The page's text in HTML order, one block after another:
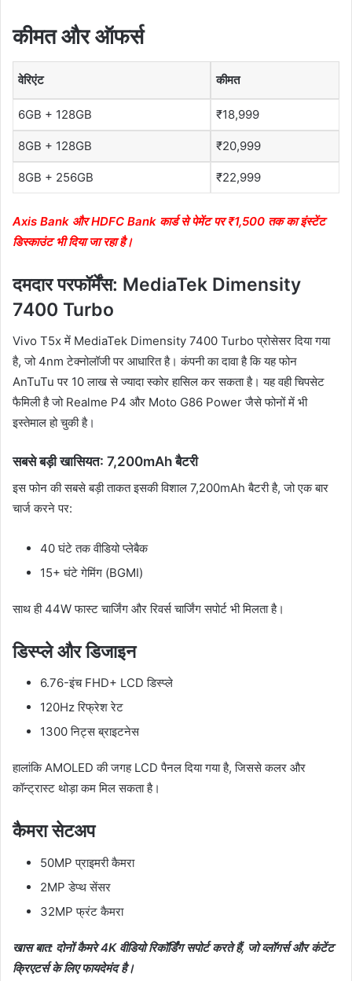
कीमत और ऑफर्स
वेरिएंट कीमत
6GB + 128GB ₹18,999
8GB + 128GB ₹20,999
8GB + 256GB ₹22,999
Axis Bank और HDFC Bank कार्ड से पेमेंट पर ₹1,500 तक का इंस्टेंट
डिस्काउंट भी दिया जा रहा है।
दमदार परफॉर्मेंस: MediaTek Dimensity
7400 Turbo
Vivo T5x में MediaTek Dimensity 7400 Turbo प्रोसेसर दिया गया
है, जो 4nm टेक्नोलॉजी पर आधारित है। कंपनी का दावा है कि यह फोन
AnTuTu पर 10 लाख से ज्यादा स्कोर हासिल कर सकता है। यह वही चिपसेट
फैमिली है जो Realme P4 और Moto G86 Power जैसे फोनों में भी
इस्तेमाल हो चुकी है।
सबसे बड़ी खासियत: 7,200mAh बैटरी
इस फोन की सबसे बड़ी ताकत इसकी विशाल 7,200mAh बैटरी है, जो एक बार
चार्ज करने पर:
40 घंटे तक वीडियो प्लेबैक
15+ घंटे गेमिंग (BGMI)
साथ ही 44W फास्ट चार्जिंग और रिवर्स चार्जिंग सपोर्ट भी मिलता है।
डिस्प्ले और डिजाइन
6.76-इंच FHD+ LCD डिस्प्ले
120Hz रिफ्रेश रेट
1300 निट्स ब्राइटनेस
हालांकि AMOLED की जगह LCD पैनल दिया गया है, जिससे कलर और
कॉन्ट्रास्ट थोड़ा कम मिल सकता है।
कैमरा सेटअप
50MP प्राइमरी कैमरा
2MP डेप्थ सेंसर
32MP फ्रंट कैमरा
खास बात: दोनों कैमरे 4K वीडियो रिकॉर्डिंग सपोर्ट करते हैं, जो व्लॉगर्स और कंटेंट
क्रिएटर्स के लिए फायदेमंद है।